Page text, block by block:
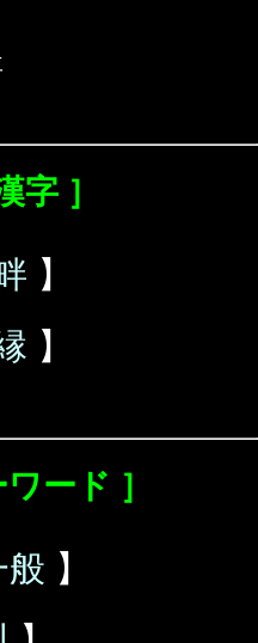
字 ］
】
】
ード ］
般 】